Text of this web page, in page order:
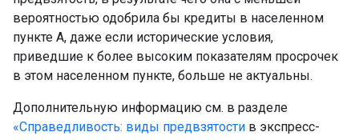
вероятностью одобрила бы кредиты в населенном
пункте А, даже если исторические условия,
приведшие к более высоким показателям просрочек
в этом населенном пункте, больше не актуальны.
Дополнительную информацию см. в разделе
«Справедливость: виды предвзятости в экспресс-